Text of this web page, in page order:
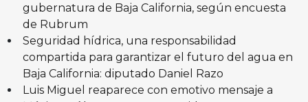
gubernatura de Baja California, según encuesta
de Rubrum
Seguridad hídrica, una responsabilidad
compartida para garantizar el futuro del agua en
Baja California: diputado Daniel Razo
Luis Miguel reaparece con emotivo mensaje a